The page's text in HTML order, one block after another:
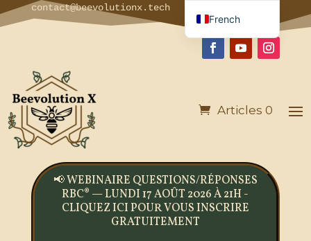
contact@beevolutionx.tech
Articles 0
📢 WEBINAIRE QUESTIONS/RÉPONSES
RBC® — LUNDI 17 AOÛT 2026 À 21H -
CLIQUEZ ICI POUR VOUS INSCRIRE
GRATUITEMENT
French
English
Spanish